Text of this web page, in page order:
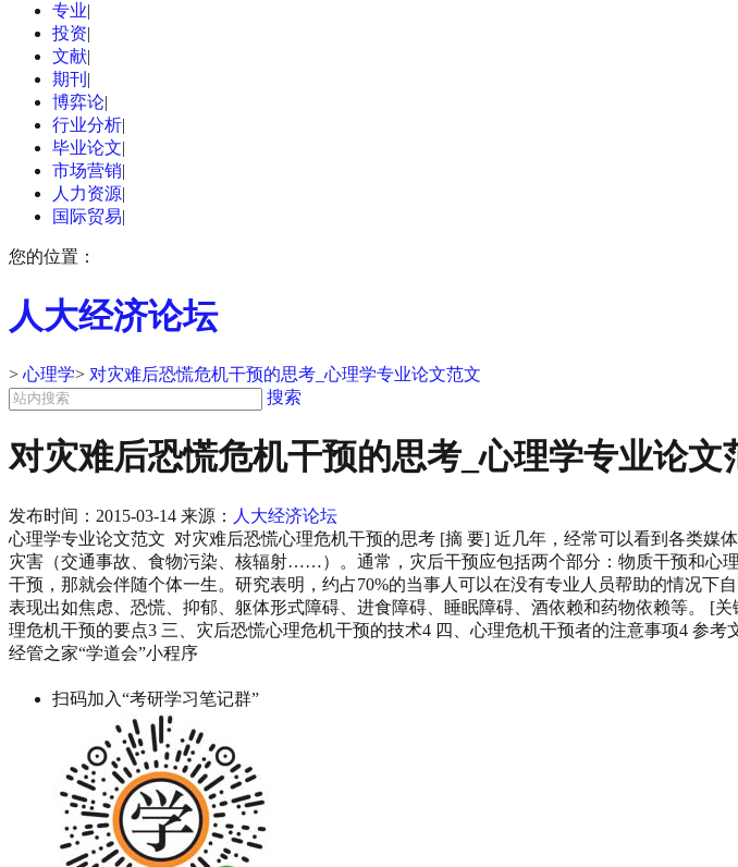
专业|
投资|
文献|
期刊 |
博弈论|
行业分析|
毕业论文|
市场营销|
人力资源|
国际贸易|
您的位置：
人大经济论坛
> 心理学> 对灾难后恐慌危机干预的思考_心理学专业论文范文
搜索
对灾难后恐慌危机干预的思考_心理学专业论文
发布时间： 2015-03-14 来源： 人大经济论坛
心理学专业论文范文 对灾难后恐慌心理危机干预的思考 [摘 要] 近几年，经常可以看到各类
灾害（交通事故、食物污染、核辐射……）。通常，灾后干预应包括两个部分：物质干预和心
干预，那就会伴随个体一生。研究表明，约占70%的当事人可以在没有专业人员帮助的情况
表现出如焦虑、恐慌、抑郁、躯体形式障碍、进食障碍、睡眠障碍、酒依赖和药物依赖等。 [
理危机干预的要点3 三、灾后恐慌心理危机干预的技术4 四、心理危机干预者的注意事项4 参考
经管之家“学道会”小程序
扫码加入“考研学习笔记群”